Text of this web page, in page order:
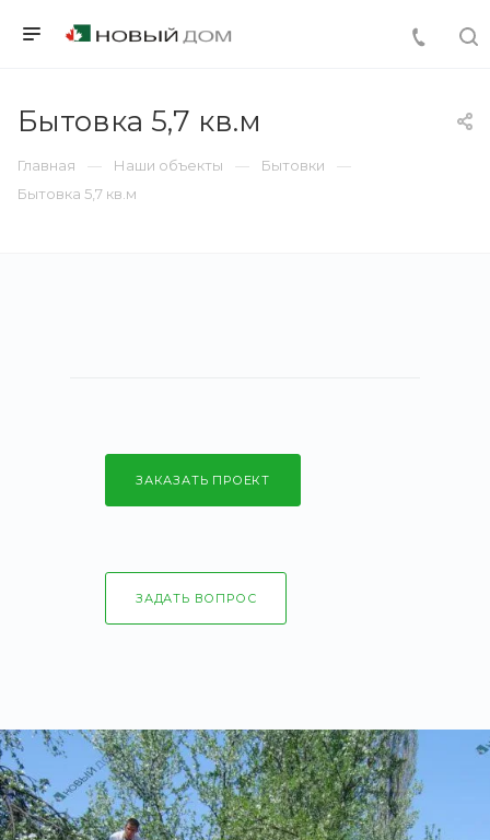
Бытовка 5,7 кв.м
Главная Наши объекты
Бытовки
Бытовка 5,7 кв.м
ЗАКАЗАТЬ ПРОЕКТ
ЗАДАТЬ ВОПРОС